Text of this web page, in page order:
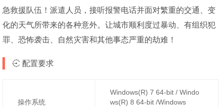
急救援队伍！派遣人员，接听报警电话并面对繁重的交通、变
化的天气所带来的各种意外。让城市顺利度过暴动、有组织犯
罪、恐怖袭击、自然灾害和其他事态严重的劫难！
配置要求
操作系统
Windows(R) 7 64-bit / Windo
ws(R) 8 64-bit /Windows